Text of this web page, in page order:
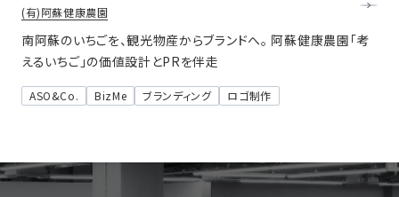
(有)阿蘇健康農園
南阿蘇のいちごを、観光物産からブランドへ。 阿蘇健康農園「考
えるいちご」の価値設計とPRを伴走
ASO&Co. BizMe ブランディング ロゴ制作